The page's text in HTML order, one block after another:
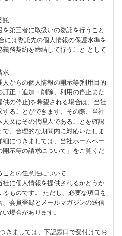
託
を第三者に取扱いの委託を行うこと
には委託先の個人情報の保護水準を
義務契約を締結して行うこと として
求
人からの個人情報の開示等(利用目的
訂正・追加・削除、利用の停止また
供の停止)を希望される場合は、当社
することができます。その際、当社
人又はその代理人であることを確認
で、合理的な期間内に対応いたしま
細につきましては、当社ホームペー
開示等の請求について」をご覧くだ
ことの任意性について
社に個人情報を提供されるかどうか
るものです。 ただし、必要な項目を
、会員登録とメールマガジンの送信
場合があります。
きましては、下記窓口で受付けてお